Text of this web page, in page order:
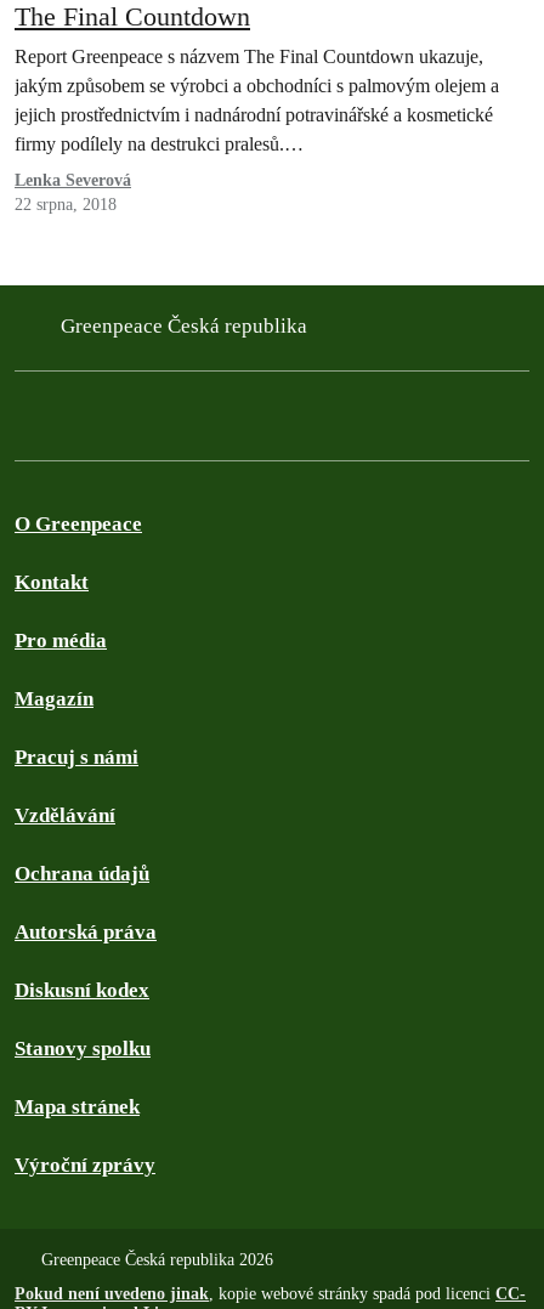
The Final Countdown
Report Greenpeace s názvem The Final Countdown ukazuje,
jakým způsobem se výrobci a obchodníci s palmovým olejem a
jejich prostřednictvím i nadnárodní potravinářské a kosmetické
firmy podílely na destrukci pralesů.…
Lenka Severová
22 srpna, 2018
Greenpeace Česká republika
O Greenpeace
Kontakt
Pro média
Magazín
Pracuj s námi
Vzdělávání
Ochrana údajů
Autorská práva
Diskusní kodex
Stanovy spolku
Mapa stránek
Výroční zprávy
Greenpeace Česká republika 2026
Pokud není uvedeno jinak, kopie webové stránky spadá pod licenci CC-